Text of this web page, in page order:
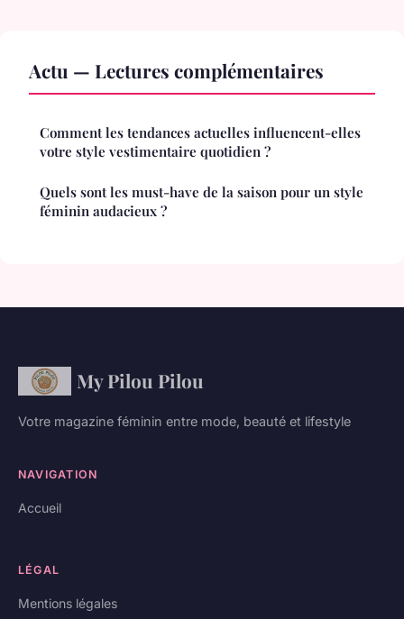
Actu — Lectures complémentaires
Comment les tendances actuelles influencent-elles
votre style vestimentaire quotidien ?
Quels sont les must-have de la saison pour un style
féminin audacieux ?
My Pilou Pilou
Votre magazine féminin entre mode, beauté et lifestyle
NAVIGATION
Accueil
LÉGAL
Mentions légales